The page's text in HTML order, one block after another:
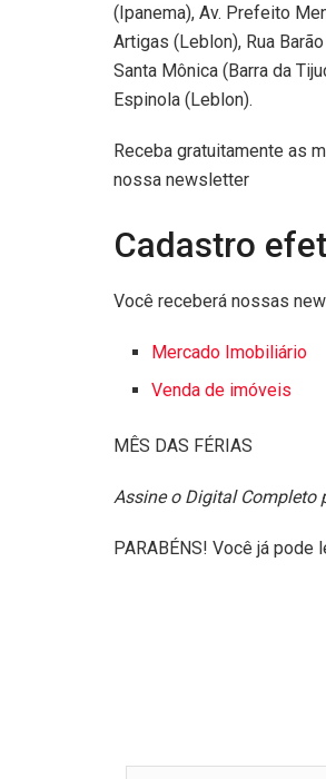
(Ipanema), Av. Prefeito
Artigas (Leblon), Rua
Santa Mônica (Barra da
Espinola (Leblon).
Receba gratuitamente as
nossa newsletter
Cadastro
Você receberá nossas
Mercado Imobiliário
Venda de imóveis
MÊS DAS FÉRIAS
Assine o Digital Completo
PARABÉNS! Você já pode